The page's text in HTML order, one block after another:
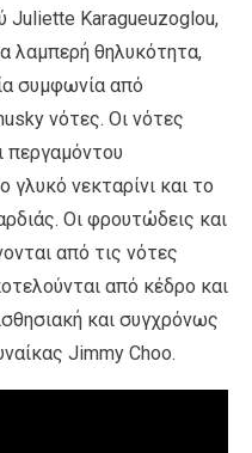
Juliette Karagueuzoglou,
λαμπερή θηλυκότητα,
συμφωνία από
νότες. Οι νότες
περγαμόντου
γλυκό νεκταρίνι και το
Οι φρουτώδεις και
από τις νότες
από κέδρο και
και συγχρόνως
Jimmy Choo.